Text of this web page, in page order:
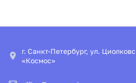
г. Санкт-Петербург, ул.
«Космос»